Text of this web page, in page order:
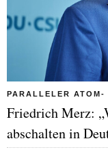
PARALLELER ATOM-
Friedrich Merz:
abschalten in